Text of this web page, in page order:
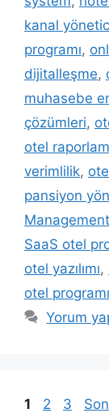
kanal
programı,
dijitalleşme,
muhasebe
çözümleri,
otel
verimlilik,
pansiyon
SaaS otel
otel yazılımı,
otel programı
Yorum
Sayfa
1 Sayfa
2 Sayfa
3